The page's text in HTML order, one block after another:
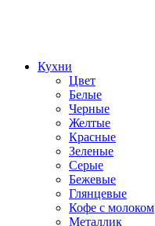
Кухни
Цвет
Белые
Черные
Желтые
Красные
Зеленые
Серые
Бежевые
Глянцевые
Кофе с молоком
Металлик